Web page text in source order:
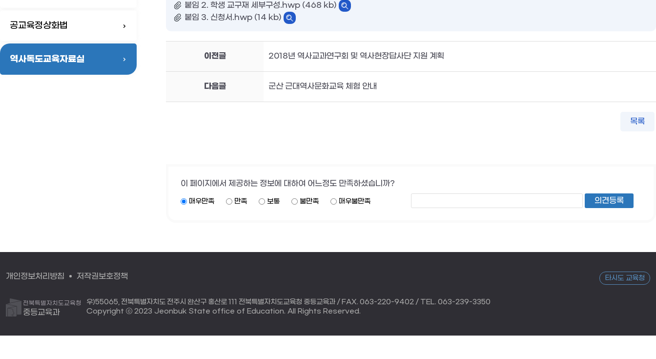
공교육정상화법
역사독도교육자료실
붙임 2. 학생 교구재 세부구성.hwp (468 kb)
붙임 3. 신청서.hwp (14 kb)
이전글 2018년 역사교과연구회 및 역사현장답사단 지원 계획
다음글 군산 근대역사문화교육 체험 안내
목록
이 페이지에서 제공하는 정보에 대하여 어느정도 만족하셨습니까?
매우만족 만족 보통 불만족 매우불만족
개인정보처리방침 저작권보호정책 타시도 교육청
전북특별자치도교육청
중등교육과
우)55065, 전북특별자치도 전주시 완산구 홍산로 111 전북특별자치도교육청 중등교육과 / FAX. 063-220-9402 / TEL. 063-239-3350
Copyright ⓒ 2023 Jeonbuk State office of Education. All Rights Reserved.